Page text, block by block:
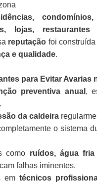
lojas,
reputação foi
e qualidade.
para Evitar Avarias
preventiva anual ,
da caldeira
o sistema
como ruídos, água
falhas iminentes.
em técnicos